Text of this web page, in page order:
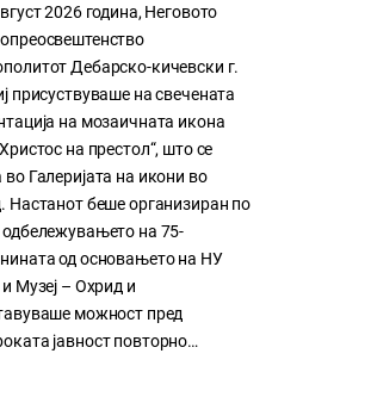
2026 година, Неговото
Дебарско-кичевски г.
присуствуваше на свечената
на мозаичната икона
на престол“, што се
Галеријата на икони во
Настанот беше организиран по
одбележувањето на 75-
од основањето на НУ
Музеј – Охрид и
можност пред
јавност повторно…